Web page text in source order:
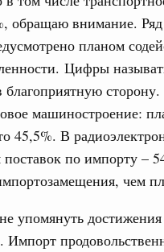
обращаю внимание.
планом
Цифры
машиностроение:
45,5%. В
поставок по импорту –
чем
упомянуть
Импорт
в
Всемирный
людей,
за будущее
проект «Инфраструктура
нежилых зданий